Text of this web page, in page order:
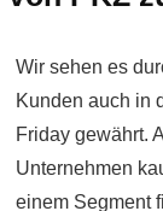
Wir sehen es
Kunden auch in
Friday gewährt.
Unternehmen
einem Segment